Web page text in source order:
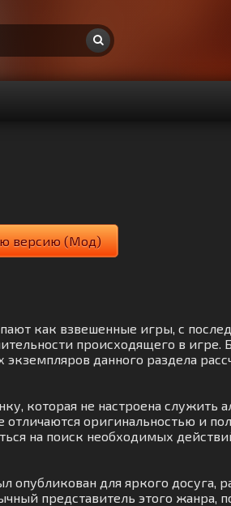
версию (Мод)
как взвешенные игры, с
происходящего в игре.
данного раздела
которая не настроена служить
оригинальностью и
на поиск необходимых
для яркого досуга,
представитель этого жанра,